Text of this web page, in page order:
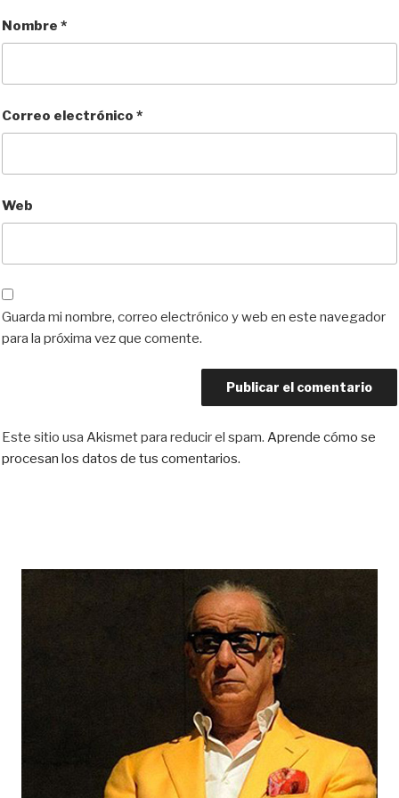
Nombre *
Correo electrónico *
Web
Guarda mi nombre, correo electrónico y web en este navegador
para la próxima vez que comente.
Este sitio usa Akismet para reducir el spam. Aprende cómo se
procesan los datos de tus comentarios.